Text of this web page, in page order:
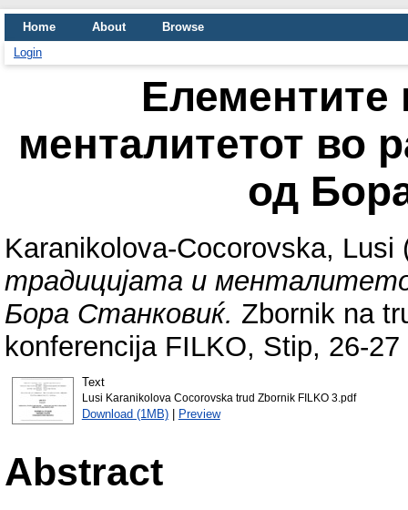
Home About
Browse
Login
Елементите
менталитетот во
од
Karanikolova-Cocorovska, Lusi
традицијата и
Бора Станковиќ. Zbornik na
konferencija FILKO, Stip, 26-
Text
Lusi Karanikolova Cocorovska trud Zbornik FILKO 3.pdf
Download (1MB)| Preview
Abstract